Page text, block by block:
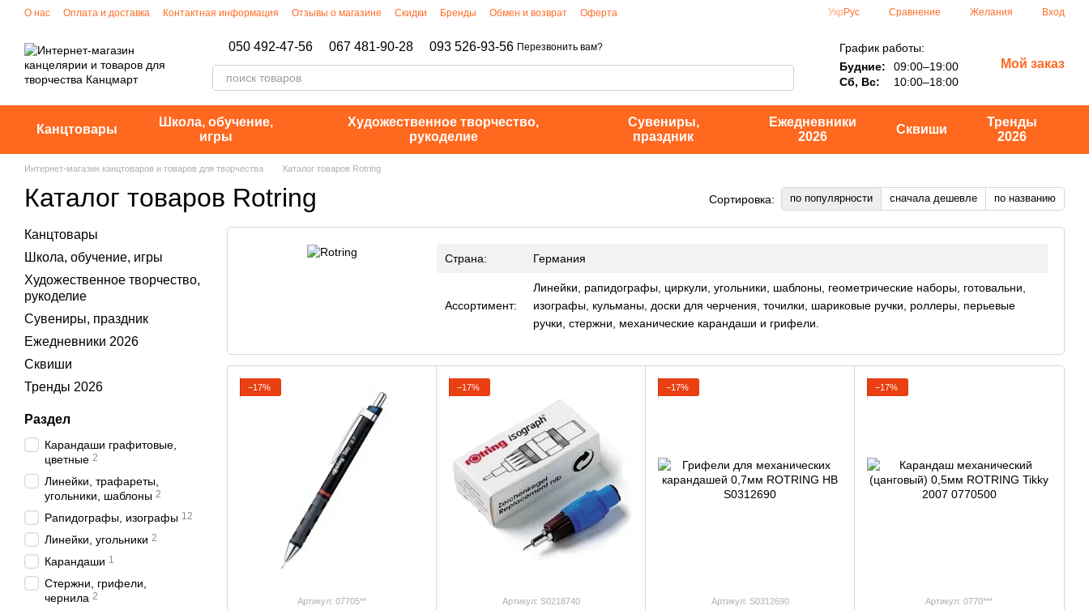
Перейти к основному контенту
О нас Оплата и доставка Контактная информация Отзывы о магазине Скидки Бренды Обмен и возврат
Оферта
Укр Рус Сравнение Желания Вход
050 492-47-56 067 481-90-28 093 526-93-56 Перезвонить вам?
График работы:
Будние:
09:00–19:00
Сб, Вс:
10:00–18:00
Мой заказ
Канцтовары
Школа, обучение,
игры
Художественное творчество,
рукоделие
Сувениры,
праздник
Ежедневники
2026
Сквиши
Тренды
2026
Интернет-магазин канцтоваров и товаров для творчества Каталог товаров Rotring
Каталог товаров Rotring Сортировка: по популярности сначала дешевле по названию
Страна: Германия
Ассортимент:
Линейки, рапидографы, циркули, угольники, шаблоны, геометрические наборы, готовальни,
изографы, кульманы, доски для черчения, точилки, шариковые ручки, роллеры, перьевые
ручки, стержни, механические карандаши и грифели.
−17%
Артикул: 07705**
−17%
Артикул: S0218740
−17%
Артикул: S0312690
−17%
Артикул: 0770***
Канцтовары
Школа, обучение, игры
Художественное творчество,
рукоделие
Сувениры, праздник
Ежедневники 2026
Сквиши
Тренды 2026
Раздел
Карандаши графитовые,
цветные 2
Линейки, трафареты,
угольники, шаблоны 2
Рапидографы, изографы 12
Линейки, угольники 2
Карандаши 1
Стержни, грифели,
чернила 2